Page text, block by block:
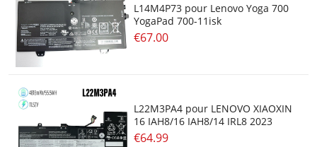
L14M4P73 pour Lenovo Yoga 700
YogaPad 700-11isk
€67.00
L22M3PA4 pour LENOVO XIAOXIN
16 IAH8/16 IAH8/14 IRL8 2023
€64.99